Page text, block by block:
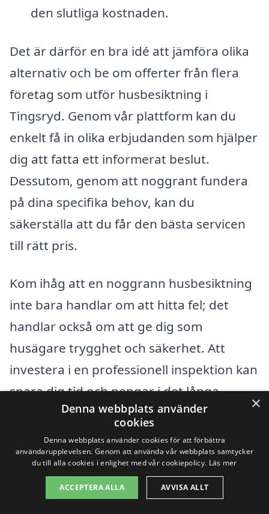
den slutliga kostnaden.
Det är därför en bra idé att jämföra olika
alternativ och be om offerter från flera
företag som utför husbesiktning i
Tingsryd. Genom vår plattform kan du
enkelt få in olika erbjudanden som hjälper
dig att fatta ett informerat beslut.
Dessutom, genom att noggrant fundera
på dina specifika behov, kan du
säkerställa att du får den bästa servicen
till rätt pris.
Kom ihåg att en noggrann husbesiktning
inte bara handlar om att hitta fel; det
handlar också om att ge dig som
husägare trygghet och säkerhet. Att
investera i en professionell inspektion kan
spara dig tid och pengar i det långa
loppet, genom att identifiera potentiella
problem innan de blir kostsamma
reparationer.
Få 3 erbjudanden, gratis och utan
×
Denna webbplats använder
cookies
Denna webbplats använder cookies för att förbättra
användarupplevelsen. Genom att använda vår webbplats samtycker
du till alla cookies i enlighet med vår cookiepolicy. Läs mer
ACCEPTERA ALLA AVVISA ALLT